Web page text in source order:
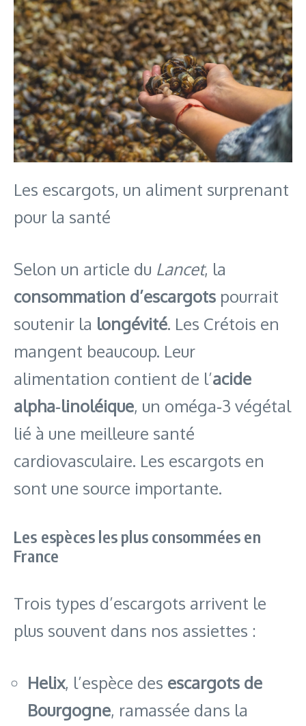
Les escargots, un aliment surprenant
pour la santé
Selon un article du Lancet, la
consommation d’escargots pourrait
soutenir la longévité. Les Crétois en
mangent beaucoup. Leur
alimentation contient de l’acide
alpha‑linoléique, un oméga‑3 végétal
lié à une meilleure santé
cardiovasculaire. Les escargots en
sont une source importante.
Les espèces les plus consommées en
France
Trois types d’escargots arrivent le
plus souvent dans nos assiettes :
Helix, l’espèce des escargots de
Bourgogne, ramassée dans la